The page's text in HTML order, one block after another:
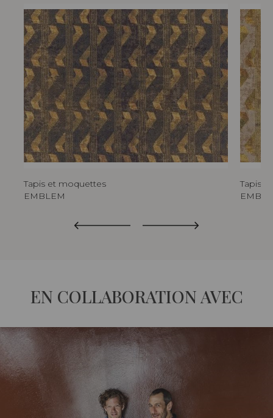
Tapis et moquettes
EMBLEM
Tapis
EN COLLABORATION AVEC